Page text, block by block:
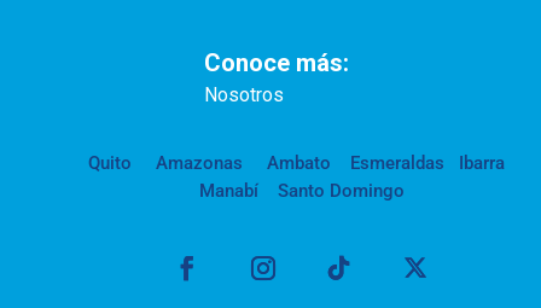
Conoce más:
Nosotros
Quito Amazonas Ambato Esmeraldas
Ibarra
Manabí
Santo Domingo